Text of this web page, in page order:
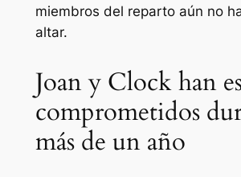
miembros del reparto aún no
altar.
Joan y Clock han
comprometidos
más de un año